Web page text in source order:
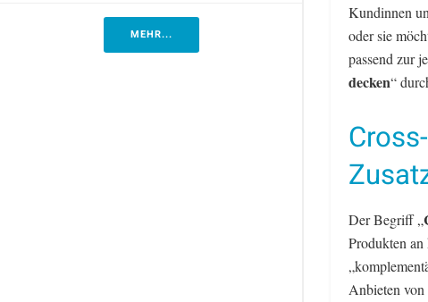
MEHR...
Kundinnen
oder sie
passend zur
decken“
Der Begriff „
Produkten an
Anbieten